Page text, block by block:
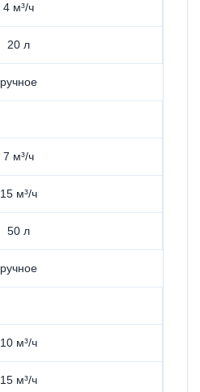
4 м³/ч
20 л
ручное
7 м³/ч
15 м³/ч
50 л
ручное
10 м³/ч
15 м³/ч